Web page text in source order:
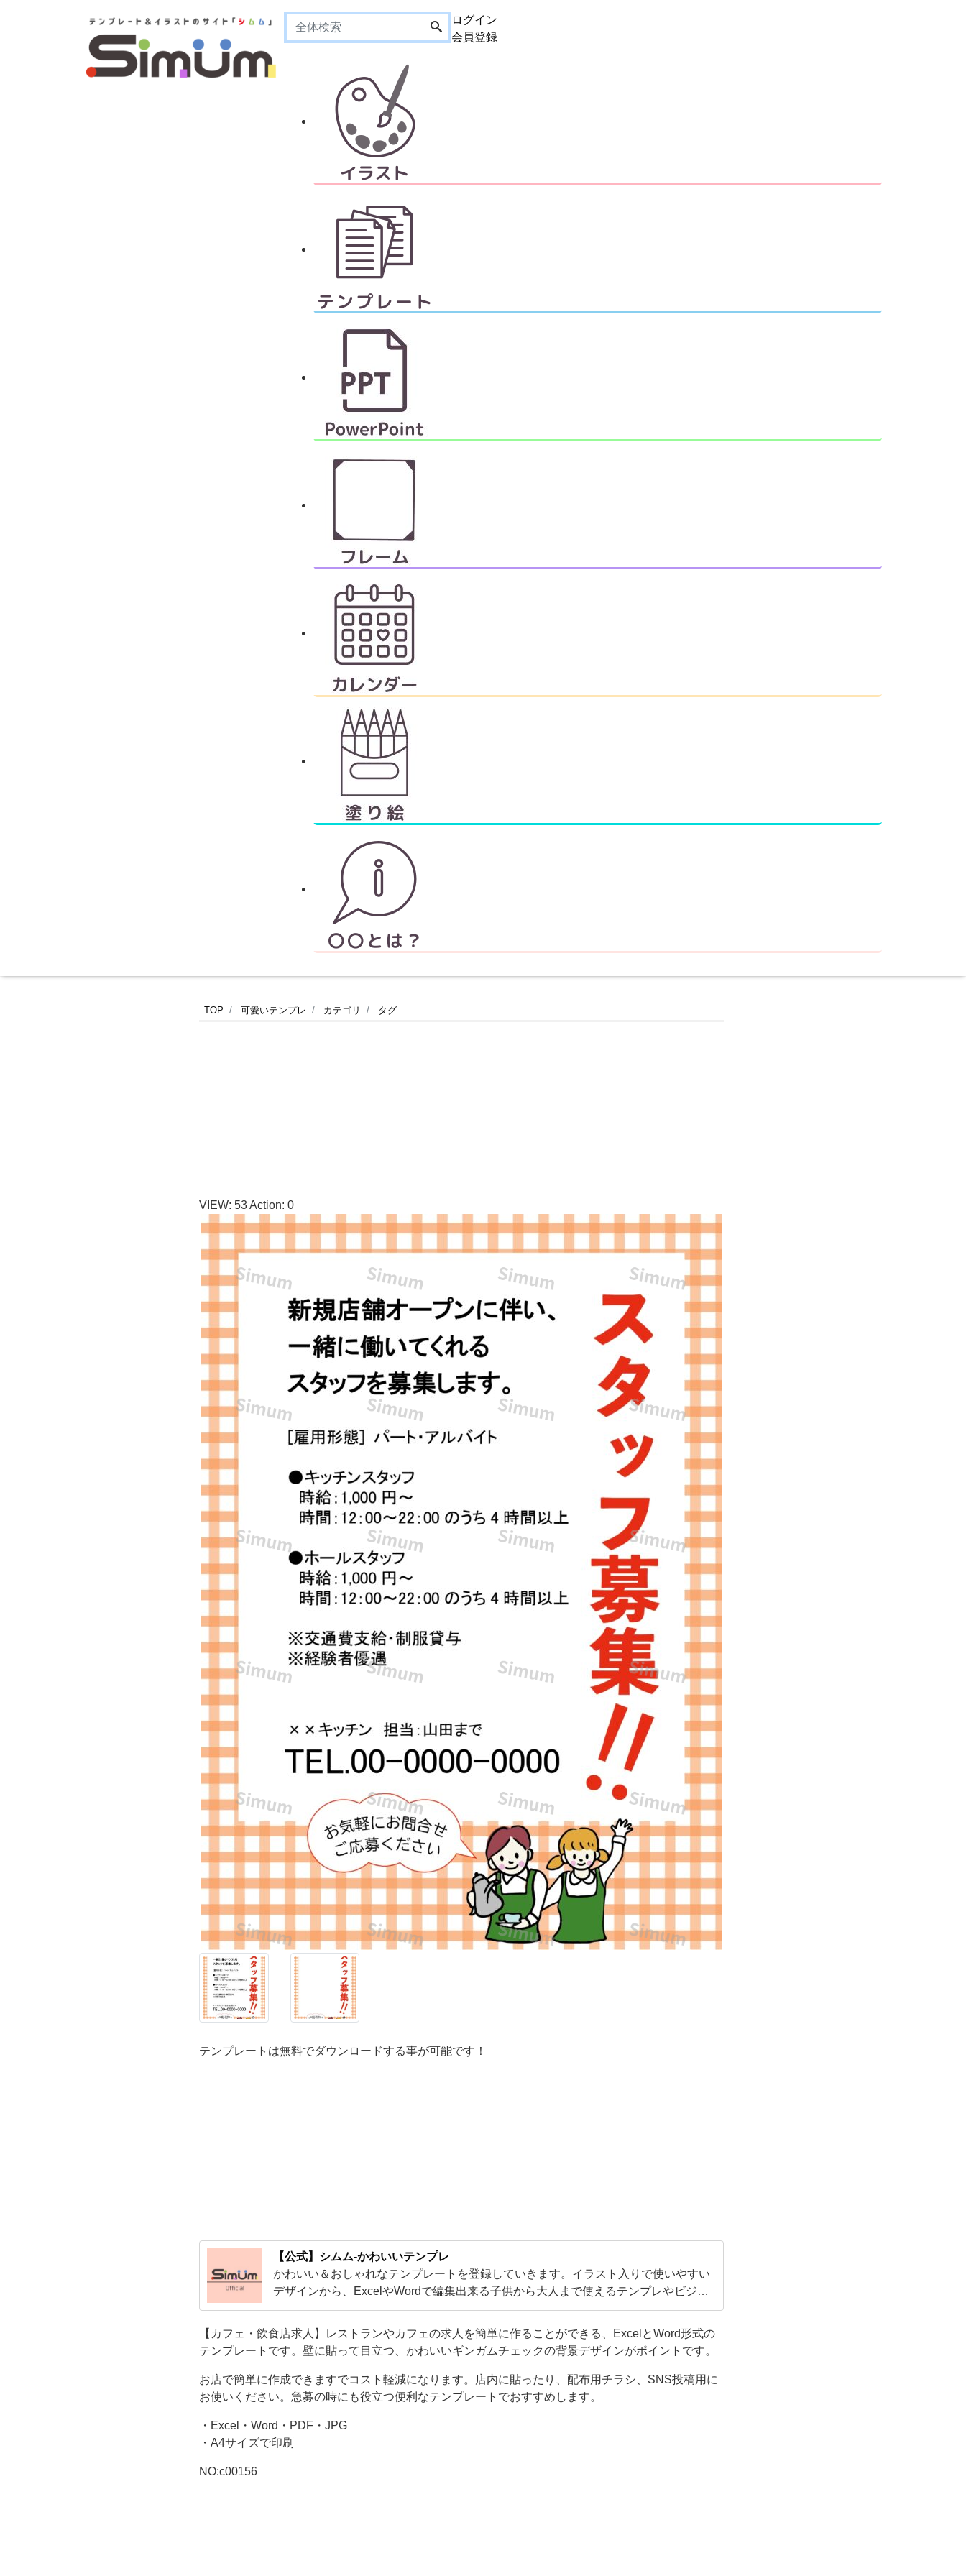
ログイン
会員登録
【カ
求
人】
レ
ス
ト
ラ
ン
や
カ
フ
ェ
の
求
人
を
簡
単
に
作
る
こ
と
が
で
き
式
の
テ
ン
プ
レ
ー
TOP 可愛いテンプレ カテゴリ タグ
VIEW: 53Action: 0
テンプレートは無料でダウンロードする事が可能です！
【公式】シムム-かわいいテンプレ
かわいい＆おしゃれなテンプレートを登録していきます。イラスト入りで使いやすい
デザインから、ExcelやWordで編集出来る子供から大人まで使えるテンプレやビジネ
スで使えるかわいいテンプレートをご用意！
【カフェ・飲食店求人】レストランやカフェの求人を簡単に作ることができる、ExcelとWord形式の
テンプレートです。壁に貼って目立つ、かわいいギンガムチェックの背景デザインがポイントです。
お店で簡単に作成できますでコスト軽減になります。店内に貼ったり、配布用チラシ、SNS投稿用に
お使いください。急募の時にも役立つ便利なテンプレートでおすすめします。
・Excel・Word・PDF・JPG
・A4サイズで印刷
NO:c00156